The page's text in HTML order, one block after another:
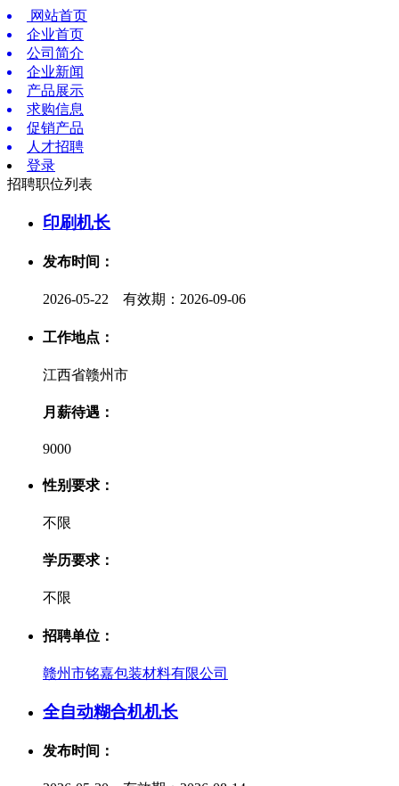
网站首页
企业首页
公司简介
企业新闻
产品展示
求购信息
促销产品
人才招聘
登录
招聘职位列表
印刷机长
发布时间：
2026-05-22 有效期：2026-09-06
工作地点：
江西省赣州市
月薪待遇：
9000
性别要求：
不限
学历要求：
不限
招聘单位：
赣州市铭嘉包装材料有限公司
全自动糊合机机长
发布时间：